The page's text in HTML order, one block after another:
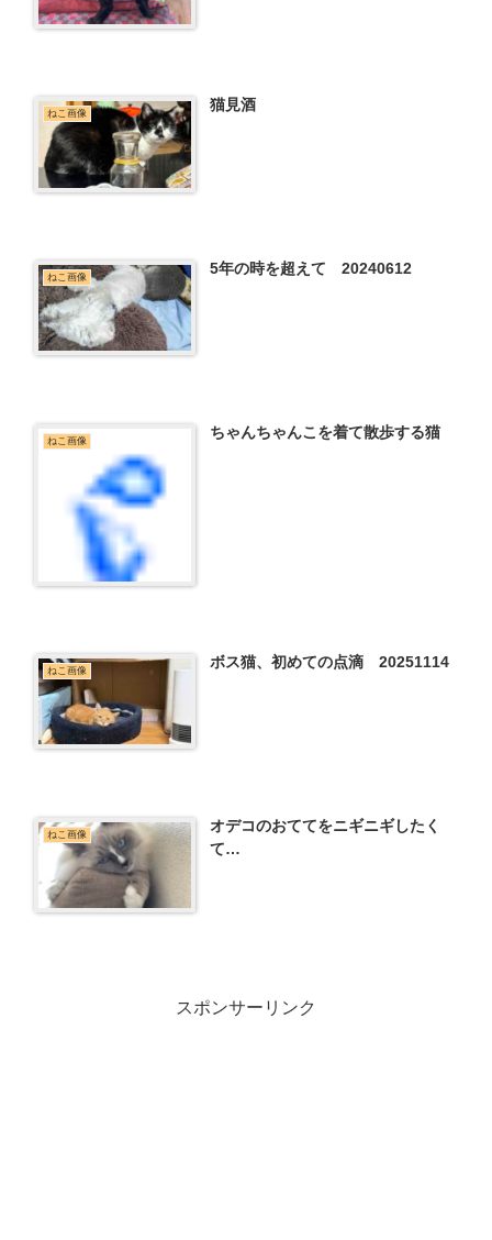
ねこ画像 猫見酒
ねこ画像 5年の時を超えて 20240612
ねこ画像 ちゃんちゃんこを着て散歩する猫
ねこ画像 ボス猫、初めての点滴 20251114
ねこ画像
オデコのおててをニギニギしたく
て…
スポンサーリンク